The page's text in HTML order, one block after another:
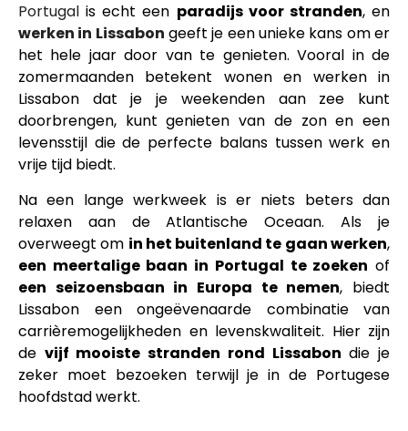
Portugal is echt een paradijs voor stranden, en
werken in Lissabon geeft je een unieke kans om er
het hele jaar door van te genieten. Vooral in de
zomermaanden betekent wonen en werken in
Lissabon dat je je weekenden aan zee kunt
doorbrengen, kunt genieten van de zon en een
levensstijl die de perfecte balans tussen werk en
vrije tijd biedt.
Na een lange werkweek is er niets beters dan
relaxen aan de Atlantische Oceaan. Als je
overweegt om in het buitenland te gaan werken,
een meertalige baan in Portugal te zoeken of
een seizoensbaan in Europa te nemen, biedt
Lissabon een ongeëvenaarde combinatie van
carrièremogelijkheden en levenskwaliteit. Hier zijn
de vijf mooiste stranden rond Lissabon die je
zeker moet bezoeken terwijl je in de Portugese
hoofdstad werkt.